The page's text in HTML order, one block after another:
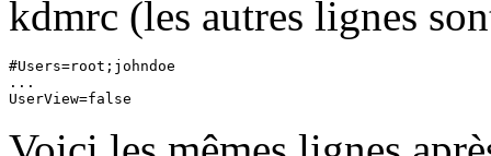
kdmrc (les autres lignes
#Users=root;johndoe
...